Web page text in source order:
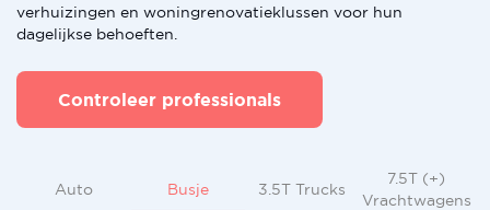
verhuizingen en woningrenovatieklussen voor hun
dagelijkse behoeften.
Controleer professionals
Auto Busje 3.5T Trucks
7.5T (+)
Vrachtwagens